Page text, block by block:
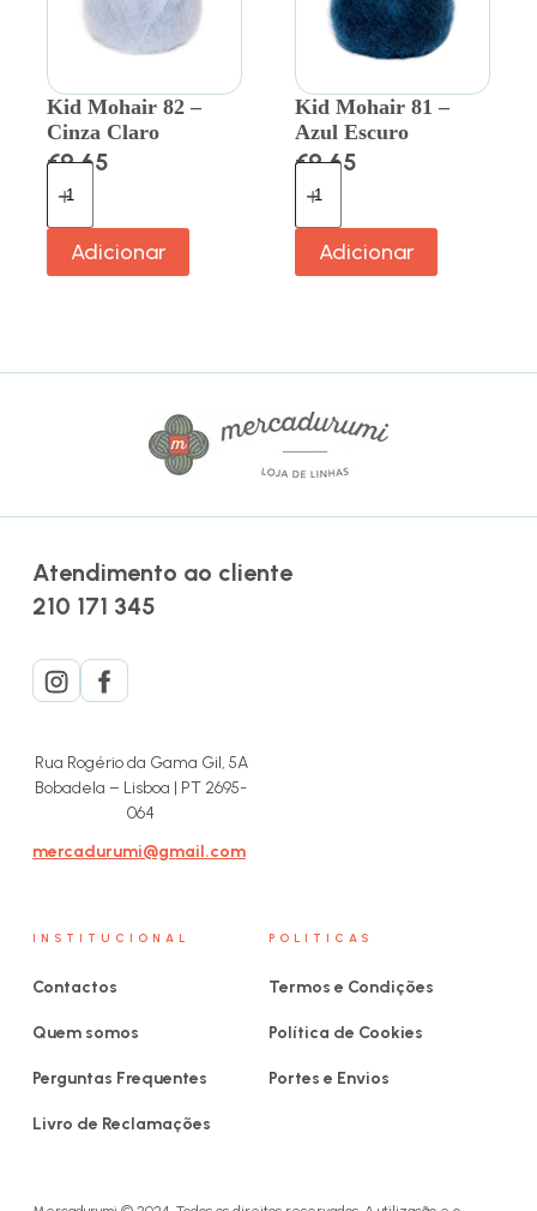
Kid Mohair 82 –
Cinza Claro
€9.65
Adicionar
Kid Mohair 81 –
Azul Escuro
€9.65
Adicionar
Atendimento ao cliente
210 171 345
Rua Rogério da Gama Gil, 5A
Bobadela – Lisboa | PT 2695-
064
mercadurumi@gmail.com
INSTITUCIONAL
Contactos
Quem somos
Perguntas Frequentes
Livro de Reclamações
POLITICAS
Termos e Condições
Política de Cookies
Portes e Envios